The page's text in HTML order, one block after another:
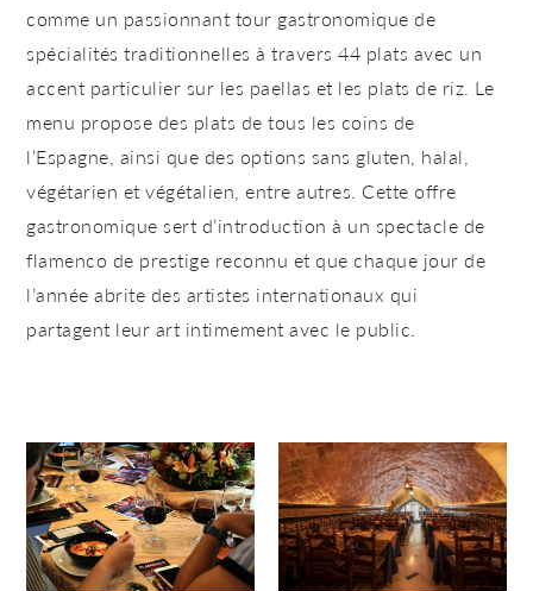
comme un passionnant tour gastronomique de
spécialités traditionnelles à travers 44 plats avec un
accent particulier sur les paellas et les plats de riz. Le
menu propose des plats de tous les coins de
l’Espagne, ainsi que des options sans gluten, halal,
végétarien et végétalien, entre autres. Cette offre
gastronomique sert d’introduction à un spectacle de
flamenco de prestige reconnu et que chaque jour de
l’année abrite des artistes internationaux qui
partagent leur art intimement avec le public.